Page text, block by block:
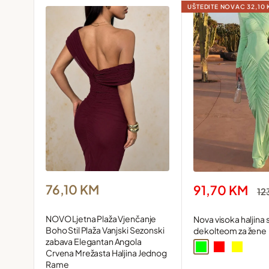
Sačuvaj
Snižena
cijena
76,10 KM
NOVO Ljetna Plaža Vjenčanje
Boho Stil Plaža Vanjski Sezonski
zabava Elegantan Angola
Crvena Mrežasta Haljina Jednog
Rame
UŠTEDITE NOVAC32,10
Snižena
cijena
91,70 KM
Nova visoka haljina
dekolteom za žene